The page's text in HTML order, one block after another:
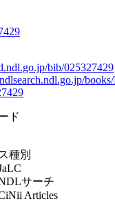
bib/025327429
ド
種別
サーチ
Articles